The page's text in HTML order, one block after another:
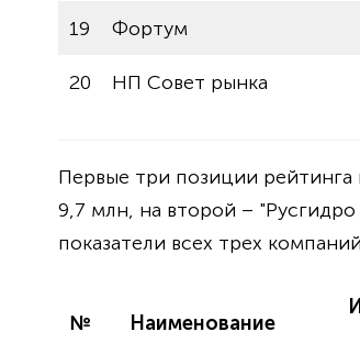
19 Фортум
20 НП Совет рынка
Первые три позиции рейтинга
9,7 млн, на второй –
показатели всех трех
№ Наименование